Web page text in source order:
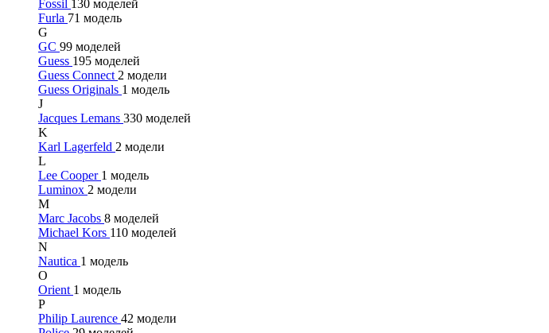
Fossil 130 моделей
Furla 71 модель
G
GC 99 моделей
Guess 195 моделей
Guess Connect 2 модели
Guess Originals 1 модель
J
Jacques Lemans 330 моделей
K
Karl Lagerfeld 2 модели
L
Lee Cooper 1 модель
Luminox 2 модели
M
Marc Jacobs 8 моделей
Michael Kors 110 моделей
N
Nautica 1 модель
O
Orient 1 модель
P
Philip Laurence 42 модели